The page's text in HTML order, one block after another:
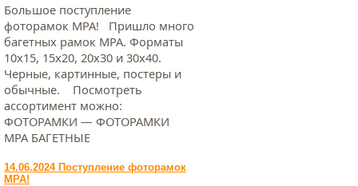
Большое поступление
фоторамок МРА! Пришло много
багетных рамок МРА. Форматы
10х15, 15х20, 20х30 и 30х40.
Черные, картинные, постеры и
обычные. Посмотреть
ассортимент можно:
ФОТОРАМКИ — ФОТОРАМКИ
МРА БАГЕТНЫЕ
14.06.2024 Поступление фоторамок
МРА!